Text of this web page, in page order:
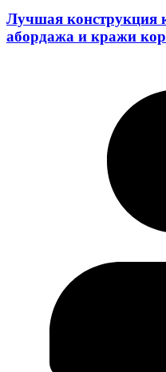
Лучшая конструкция
абордажа и кражи